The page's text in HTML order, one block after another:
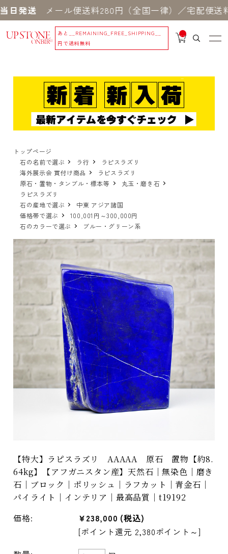
発送メール便送料280円（全国一律）／宅配便送
あと
__REMAINING_FREE_SHIPPING__
円で送料無料
__
IT
_
トップページ
石の名前で選ぶ
ラ行
ラピスラズリ
海外展示会 買付け商品
ラピスラズリ
原石・置物・タンブル・標本等
丸玉・磨き石
ラピスラズリ
石の産地で選ぶ
中東 アジア諸国
価格帯で選ぶ
100,001円～300,000円
石のカラーで選ぶ
ブルー・グリーン系
【特大】ラピスラズリ AAAAA 原石 置物【約8.
64kg】【アフガニスタン産】天然石｜無染色｜磨き
石｜ブロック｜ポリッシュ｜ラフカット｜青金石｜
パイライト｜インテリア｜最高品質｜t19192
価格: ¥238,000 (税込)
[ポイント還元 2,380ポイント～]